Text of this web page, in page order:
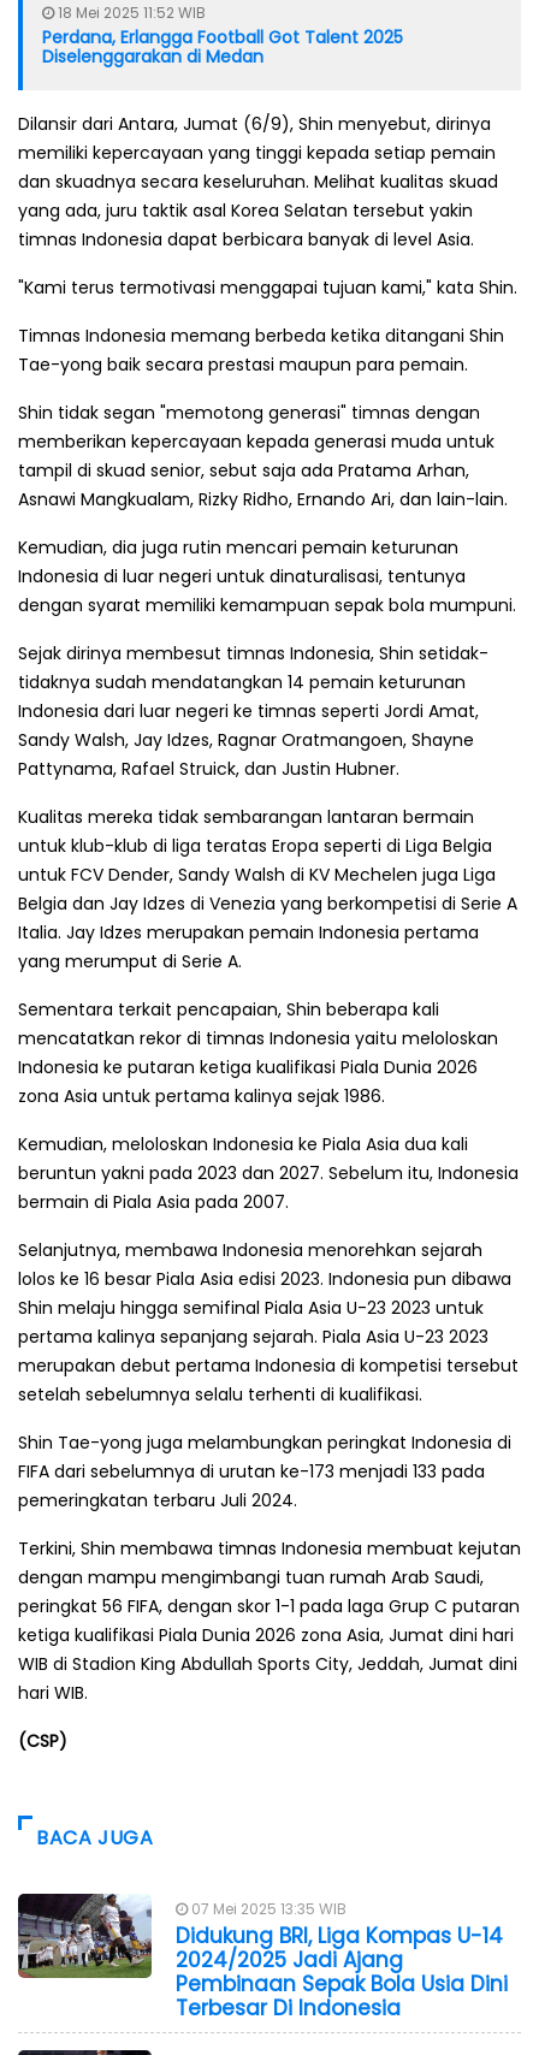
18 Mei 2025 11:52 WIB
Perdana, Erlangga Football Got Talent 2025
Diselenggarakan di Medan
Dilansir dari Antara, Jumat (6/9), Shin menyebut, dirinya
memiliki kepercayaan yang tinggi kepada setiap pemain
dan skuadnya secara keseluruhan. Melihat kualitas skuad
yang ada, juru taktik asal Korea Selatan tersebut yakin
timnas Indonesia dapat berbicara banyak di level Asia.
"Kami terus termotivasi menggapai tujuan kami," kata Shin.
Timnas Indonesia memang berbeda ketika ditangani Shin
Tae-yong baik secara prestasi maupun para pemain.
Shin tidak segan "memotong generasi" timnas dengan
memberikan kepercayaan kepada generasi muda untuk
tampil di skuad senior, sebut saja ada Pratama Arhan,
Asnawi Mangkualam, Rizky Ridho, Ernando Ari, dan lain-lain.
Kemudian, dia juga rutin mencari pemain keturunan
Indonesia di luar negeri untuk dinaturalisasi, tentunya
dengan syarat memiliki kemampuan sepak bola mumpuni.
Sejak dirinya membesut timnas Indonesia, Shin setidak-
tidaknya sudah mendatangkan 14 pemain keturunan
Indonesia dari luar negeri ke timnas seperti Jordi Amat,
Sandy Walsh, Jay Idzes, Ragnar Oratmangoen, Shayne
Pattynama, Rafael Struick, dan Justin Hubner.
Kualitas mereka tidak sembarangan lantaran bermain
untuk klub-klub di liga teratas Eropa seperti di Liga Belgia
untuk FCV Dender, Sandy Walsh di KV Mechelen juga Liga
Belgia dan Jay Idzes di Venezia yang berkompetisi di Serie A
Italia. Jay Idzes merupakan pemain Indonesia pertama
yang merumput di Serie A.
Sementara terkait pencapaian, Shin beberapa kali
mencatatkan rekor di timnas Indonesia yaitu meloloskan
Indonesia ke putaran ketiga kualifikasi Piala Dunia 2026
zona Asia untuk pertama kalinya sejak 1986.
Kemudian, meloloskan Indonesia ke Piala Asia dua kali
beruntun yakni pada 2023 dan 2027. Sebelum itu, Indonesia
bermain di Piala Asia pada 2007.
Selanjutnya, membawa Indonesia menorehkan sejarah
lolos ke 16 besar Piala Asia edisi 2023. Indonesia pun dibawa
Shin melaju hingga semifinal Piala Asia U-23 2023 untuk
pertama kalinya sepanjang sejarah. Piala Asia U-23 2023
merupakan debut pertama Indonesia di kompetisi tersebut
setelah sebelumnya selalu terhenti di kualifikasi.
Shin Tae-yong juga melambungkan peringkat Indonesia di
FIFA dari sebelumnya di urutan ke-173 menjadi 133 pada
pemeringkatan terbaru Juli 2024.
Terkini, Shin membawa timnas Indonesia membuat kejutan
dengan mampu mengimbangi tuan rumah Arab Saudi,
peringkat 56 FIFA, dengan skor 1-1 pada laga Grup C putaran
ketiga kualifikasi Piala Dunia 2026 zona Asia, Jumat dini hari
WIB di Stadion King Abdullah Sports City, Jeddah, Jumat dini
hari WIB.
(CSP)
BACA JUGA
07 Mei 2025 13:35 WIB
Didukung BRI, Liga Kompas U-14
2024/2025 Jadi Ajang
Pembinaan Sepak Bola Usia Dini
Terbesar Di Indonesia